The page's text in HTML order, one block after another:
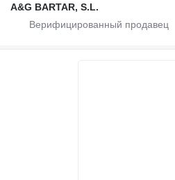
A&G BARTAR, S.L.